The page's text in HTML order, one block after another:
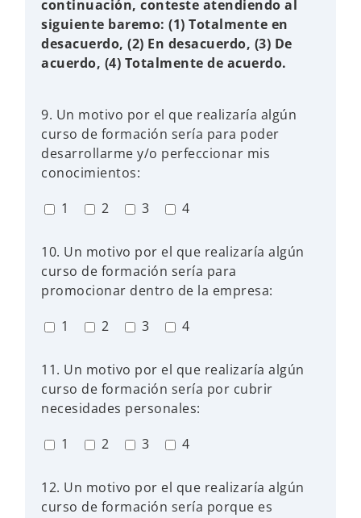
continuación, conteste atendiendo al
siguiente baremo: (1) Totalmente en
desacuerdo, (2) En desacuerdo, (3) De
acuerdo, (4) Totalmente de acuerdo.
9. Un motivo por el que realizaría algún
curso de formación sería para poder
desarrollarme y/o perfeccionar mis
conocimientos:
1
2 3 4
10. Un motivo por el que realizaría algún
curso de formación sería para
promocionar dentro de la empresa:
1
2 3 4
11. Un motivo por el que realizaría algún
curso de formación sería por cubrir
necesidades personales:
1
2 3 4
12. Un motivo por el que realizaría algún
curso de formación sería porque es